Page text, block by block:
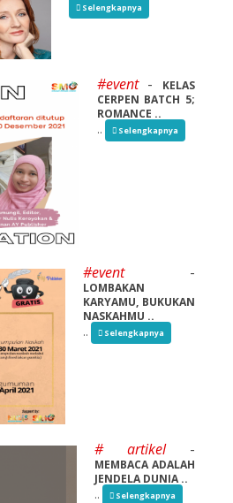
Selengkapnya
#event-
KELAS
CERPEN BATCH 5;
ROMANCE ..
..
Selengkapnya
#event-
LOMBAKAN
KARYAMU, BUKUKAN
NASKAHMU ..
..
Selengkapnya
# artikel-
MEMBACA ADALAH
JENDELA DUNIA ..
..
Selengkapnya